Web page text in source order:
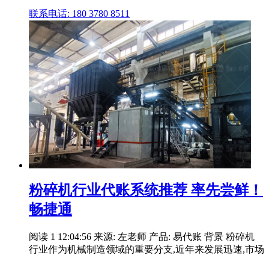
联系电话: 180 3780 8511
粉碎机行业代账系统推荐 率先尝鲜！
畅捷通
阅读 1 12:04:56 来源: 左老师 产品: 易代账 背景 粉碎机
行业作为机械制造领域的重要分支,近年来发展迅速,市场